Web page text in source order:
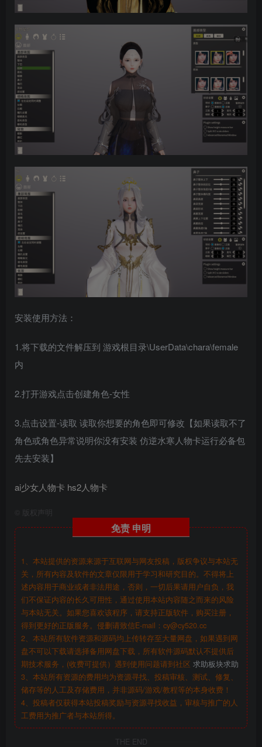
安装使用方法：
1.将下载的文件解压到 游戏根目录\UserData\chara\female
内
2.打开游戏点击创建角色-女性
3.点击设置-读取 读取你想要的角色即可修改【如果读取不了
角色或角色异常说明你没有安装 仿逆水寒人物卡运行必备包
先去安装】
ai少女人物卡 hs2人物卡
版权声明
免责 申明
1、本站提供的资源来源于互联网与网友投稿，版权争议与本站无
关，所有内容及软件的文章仅限用于学习和研究目的。不得将上
述内容用于商业或者非法用途，否则，一切后果请用户自负，我
们不保证内容的长久可用性，通过使用本站内容随之而来的风险
与本站无关。如果您喜欢该程序，请支持正版软件，购买注册，
得到更好的正版服务。侵删请致信E-mail：cy@cy520.cc
2、本站所有软件资源和源码均上传转存至大量网盘，如果遇到网
盘不可以下载请选择备用网盘下载，所有软件源码默认不提供后
期技术服务，(收费可提供）遇到使用问题请到社区 求助板块求助
3、本站所有资源的费用均为资源寻找、投稿审核、测试、修复、
储存等的人工及存储费用，并非源码/游戏/教程等的本身收费！
4、投稿者仅获得本站投稿奖励与资源寻找收益，审核与推广的人
工费用为推广者与本站所得。
THE END